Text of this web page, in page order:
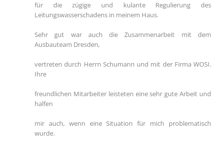
für die zügige und kulante Regulierung des
Leitungswasserschadens in meinem Haus.
Sehr gut war auch die Zusammenarbeit mit dem
Ausbauteam Dresden,
vertreten durch Herrn Schumann und mit der Firma WOSI.
Ihre
freundlichen Mitarbeiter leisteten eine sehr gute Arbeit und
halfen
mir auch, wenn eine Situation für mich problematisch
wurde.